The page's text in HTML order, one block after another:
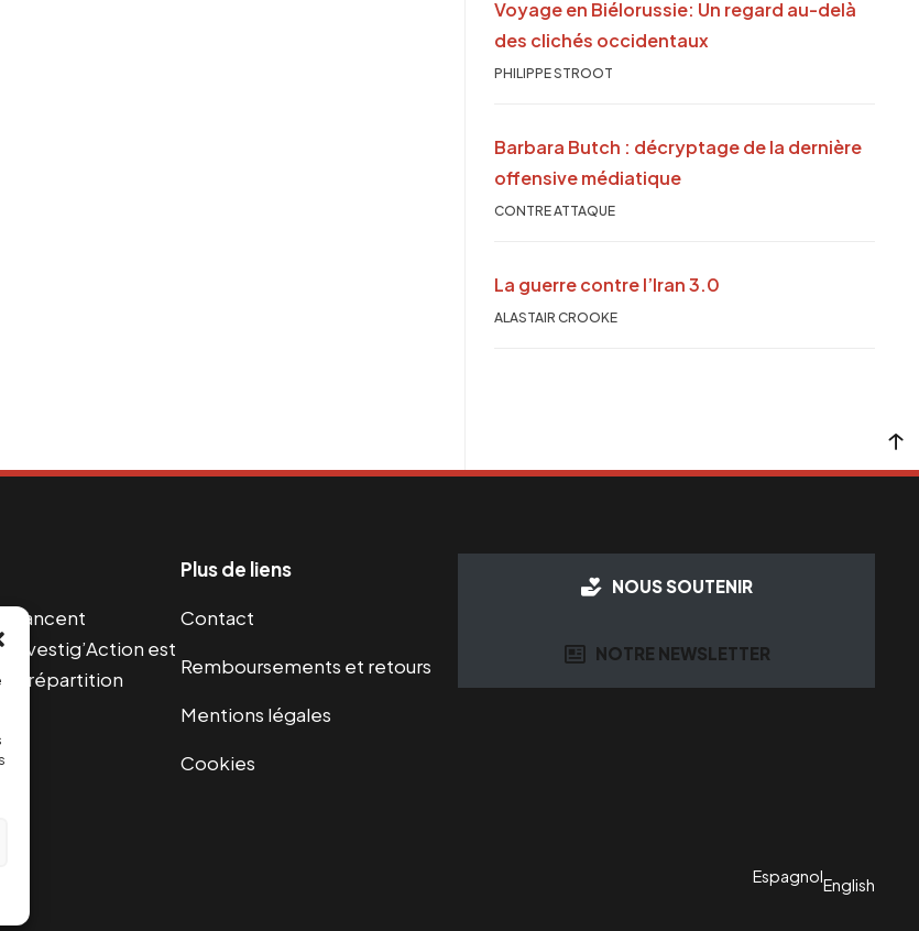
Voyage en Biélorussie: Un regard au-delà
des clichés occidentaux
PHILIPPE STROOT
Barbara Butch : décryptage de la dernière
offensive médiatique
CONTRE ATTAQUE
La guerre contre l’Iran 3.0
ALASTAIR CROOKE
Investig’Action est
répartition
Plus de liens
Contact
Remboursements et retours
Mentions légales
Cookies
NOUS SOUTENIR
NOTRE NEWSLETTER
EspagnolEnglish